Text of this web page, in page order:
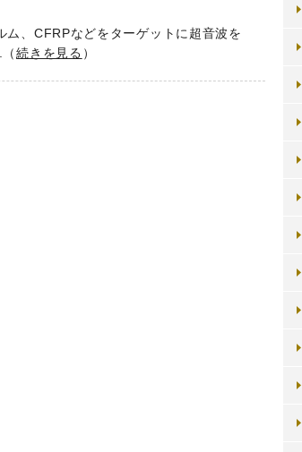
、CFRPなどをターゲットに超音波を
（続きを見る ）